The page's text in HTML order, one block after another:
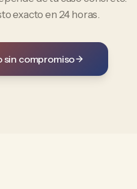
exacto en 24 horas.
sin compromiso